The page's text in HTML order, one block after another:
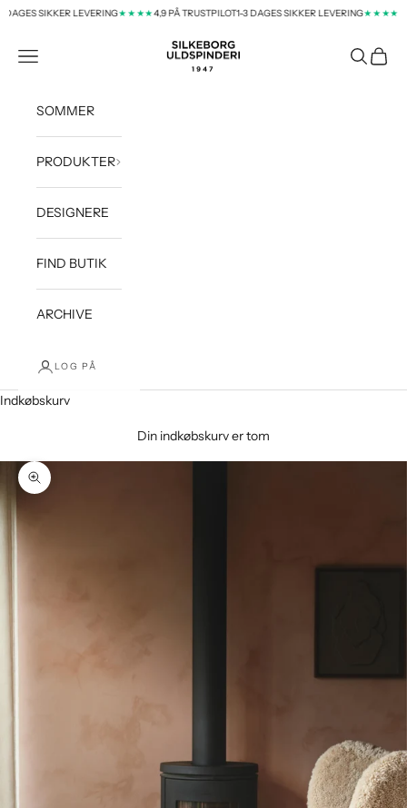
Spring til indhold
SIKKER LEVERING★★★★4,9 PÅ TRUSTPILOT1-3 DAGES SIKKER LEVERING★★★★4,9
silkeborg-uld-dk
Menu Søg
SOMMER
PRODUKTER
DESIGNERE
FIND BUTIK
ARCHIVE
LOG PÅ
Indkøbskurv
Din indkøbskurv er tom
Zoom